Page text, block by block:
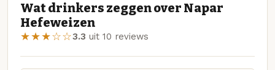
Wat drinkers zeggen over Napar
Hefeweizen
★★★☆☆3.3 uit 10 reviews